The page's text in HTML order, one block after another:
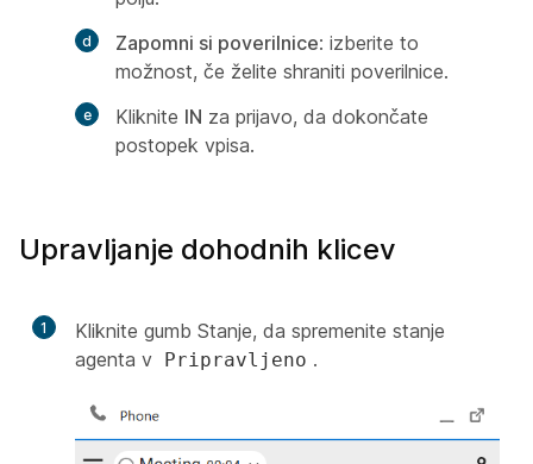
Zapomni si poverilnice: izberite to
možnost, če želite shraniti poverilnice.
Kliknite IN za prijavo, da dokončate
postopek vpisa.
Upravljanje dohodnih klicev
1
Kliknite gumb Stanje, da spremenite stanje
agenta v Pripravljeno .